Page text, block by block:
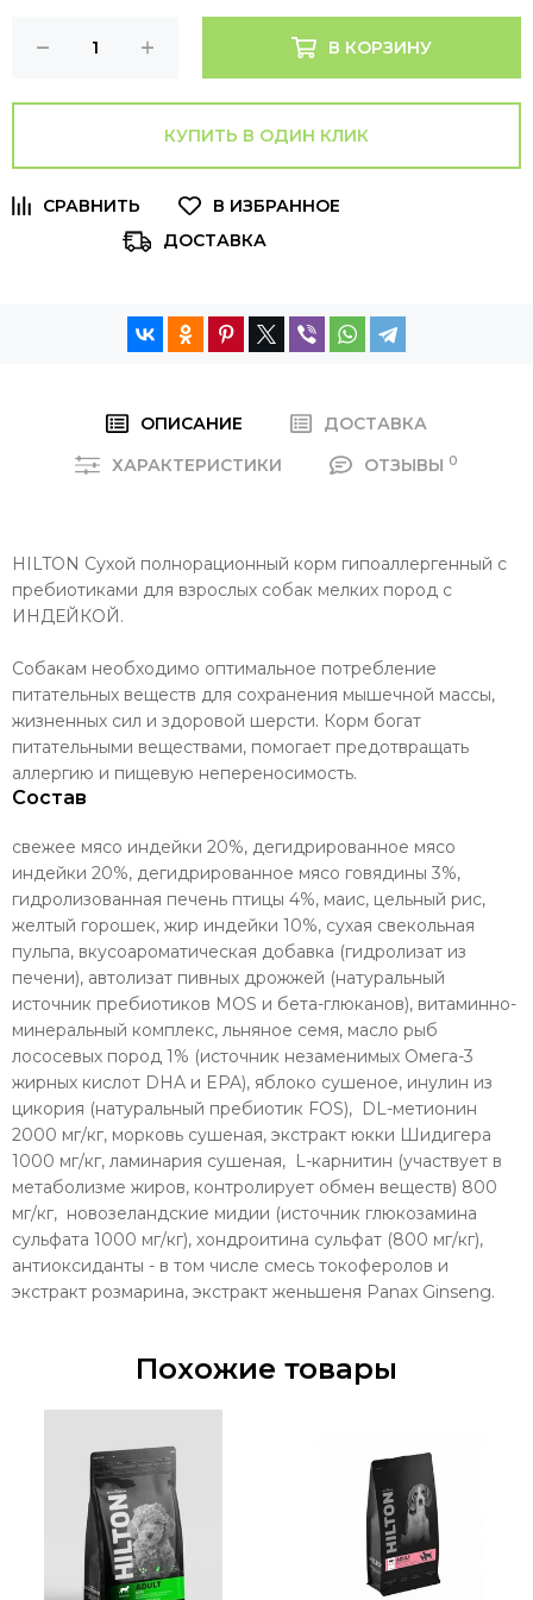
В КОРЗИНУ
КУПИТЬ В ОДИН КЛИК
ДОСТАВКА
ОПИСАНИЕ
ДОСТАВКА
ХАРАКТЕРИСТИКИ
ОТЗЫВЫ 0
HILTON Сухой полнорационный корм гипоаллергенный с
пребиотиками для взрослых собак мелких пород с
ИНДЕЙКОЙ.
Собакам необходимо оптимальное потребление
питательных веществ для сохранения мышечной массы,
жизненных сил и здоровой шерсти. Корм богат
питательными веществами, помогает предотвращать
аллергию и пищевую непереносимость.
Состав
свежее мясо индейки 20%, дегидрированное мясо
индейки 20%, дегидрированное мясо говядины 3%,
гидролизованная печень птицы 4%, маис, цельный рис,
желтый горошек, жир индейки 10%, сухая свекольная
пульпа, вкусоароматическая добавка (гидролизат из
печени), автолизат пивных дрожжей (натуральный
источник пребиотиков MOS и бета-глюканов), витаминно-
минеральный комплекс, льняное семя, масло рыб
лососевых пород 1% (источник незаменимых Омега-3
жирных кислот DHA и EPA), яблоко сушеное, инулин из
цикория (натуральный пребиотик FOS), DL-метионин
2000 мг/кг, морковь сушеная, экстракт юкки Шидигера
1000 мг/кг, ламинария сушеная, L-карнитин (участвует в
метаболизме жиров, контролирует обмен веществ) 800
мг/кг, новозеландские мидии (источник глюкозамина
сульфата 1000 мг/кг), хондроитина сульфат (800 мг/кг),
антиоксиданты - в том числе смесь токоферолов и
экстракт розмарина, экстракт женьшеня Panax Ginseng.
Похожие товары